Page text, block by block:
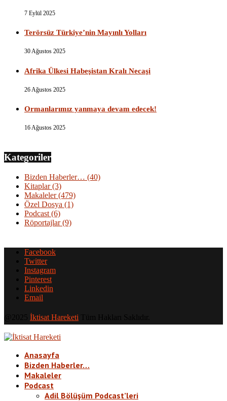
7 Eylül 2025
Terörsüz Türkiye’nin Mayınlı Yolları
30 Ağustos 2025
Afrika Ülkesi Habeşistan Kralı Necaşi
26 Ağustos 2025
Ormanlarımız yanmaya devam edecek!
16 Ağustos 2025
Kategoriler
Bizden Haberler… (40)
Kitaplar(3)
Makaleler(479)
Özel Dosya (1)
Podcast (6)
Röportajlar(9)
Facebook
Twitter
Instagram
Pinterest
Linkedin
Email
İktisat Hareketi
Anasayfa
Bizden Haberler…
Makaleler
Podcast
Adil Bölüşüm Podcast’leri